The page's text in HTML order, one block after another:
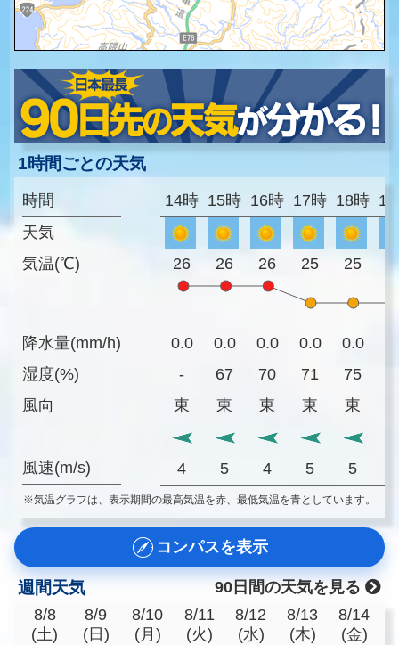
1時間ごとの天気
時間
天気
気温(℃)
降水量(mm/h)
湿度(%)
風向
風速(m/s)
14時 15時 16時 17時 18時
26 26 26 25 25
0.0 0.0 0.0 0.0 0.0
-
67 70 71 75
東
東 東 東 東
4 5 4 5 5
※気温グラフは、表示期間の最高気温を赤、最低気温を青としています。
コンパスを表示
週間天気
90日間の天気を見る
8/8
(土)
8/9
(日)
8/10
(月)
8/11
(火)
8/12
(水)
8/13
(木)
8/14
(金)